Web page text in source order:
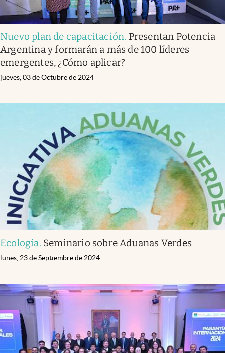
Nuevo plan de capacitación. Presentan Potencia
Argentina y formarán a más de 100 líderes
emergentes, ¿Cómo aplicar?
jueves, 03 de Octubre de 2024
Ecología. Seminario sobre Aduanas Verdes
lunes, 23 de Septiembre de 2024